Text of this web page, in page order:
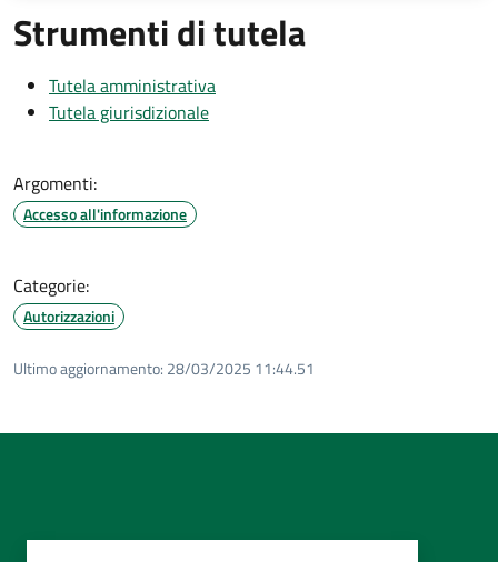
Strumenti di tutela
Tutela amministrativa
Tutela giurisdizionale
Argomenti:
Accesso all'informazione
Categorie:
Autorizzazioni
Ultimo aggiornamento: 28/03/2025 11:44.51